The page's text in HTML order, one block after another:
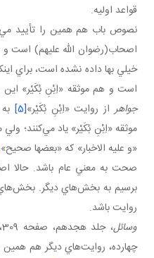
قواعد اوليه.
نصوص باب هم همين را تأييد
اصحاب(رضوان الله عليهم) است
خيلي بها داده نشده است، براي
است و هم موثقه «اِبْنِ بُكَيْر»
جواهراز روايت «اِبْنِ بُكَيْر»[5]
موثقه «اِبْنِ بُكَيْر» ياد مي‌کنند؛
«و عليه الاخبار» که «بعضها
صحت به معني عام باشد. حالا
برسيم به بخش‌هاي ديگر.
روايت باشد.
وسائل
چهارده، روايت‌هاي ديگر هم همين